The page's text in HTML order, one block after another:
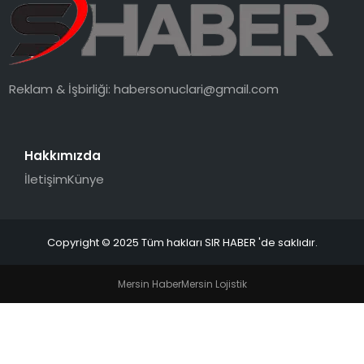
EĞITIM
YAŞAM
Reklam & İşbirliği:habersonuclari@gmail.com
Hakkımızda
İletişimKünye
Copyright © 2025 Tüm hakları SIR HABER 'de saklıdır.
Mersin HaberMersin Lojistik